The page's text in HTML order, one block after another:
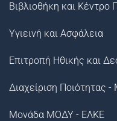
Βιβλιοθήκη και
Υγιεινή και Ασφάλεια
Επιτροπή Ηθικής και
Διαχείριση Ποιότητας
Μονάδα ΜΟΔΥ - ΕΛΚΕ